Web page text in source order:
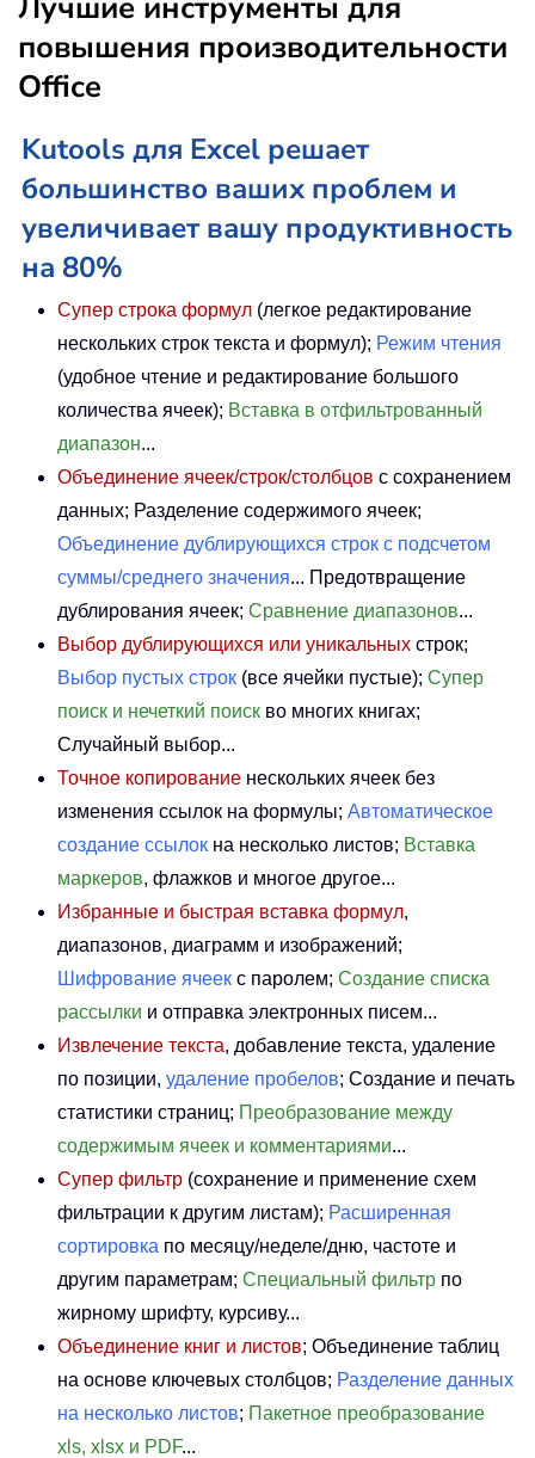
повышения производительности
Office
Kutools для Excel решает
большинство ваших проблем и
увеличивает вашу продуктивность
на 80%
Супер строка формул (легкое редактирование
нескольких строк текста и формул); Режим чтения
(удобное чтение и редактирование большого
количества ячеек); Вставка в отфильтрованный
диапазон...
Объединение ячеек/строк/столбцов с сохранением
данных; Разделение содержимого ячеек;
Объединение дублирующихся строк с подсчетом
суммы/среднего значения... Предотвращение
дублирования ячеек; Сравнение диапазонов...
Выбор дублирующихся или уникальных строк;
Выбор пустых строк (все ячейки пустые); Супер
поиск и нечеткий поиск во многих книгах;
Случайный выбор...
Точное копирование нескольких ячеек без
изменения ссылок на формулы; Автоматическое
создание ссылок на несколько листов; Вставка
маркеров, флажков и многое другое...
Избранные и быстрая вставка формул,
диапазонов, диаграмм и изображений;
Шифрование ячеек с паролем; Создание списка
рассылки и отправка электронных писем...
Извлечение текста, добавление текста, удаление
по позиции, удаление пробелов; Создание и печать
статистики страниц; Преобразование между
содержимым ячеек и комментариями...
Супер фильтр (сохранение и применение схем
фильтрации к другим листам); Расширенная
сортировка по месяцу/неделе/дню, частоте и
другим параметрам; Специальный фильтр по
жирному шрифту, курсиву...
Объединение книг и листов; Объединение таблиц
на основе ключевых столбцов; Разделение данных
на несколько листов; Пакетное преобразование
xls, xlsx и PDF...